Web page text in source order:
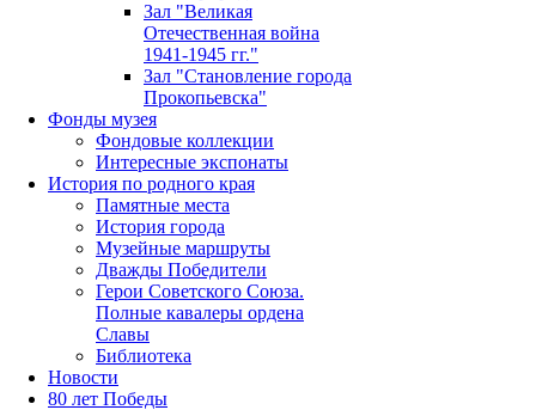
Зал "Великая
Отечественная война
1941-1945 гг."
Зал "Становление города
Прокопьевска"
Фонды музея
Фондовые коллекции
Интересные экспонаты
История по родного края
Памятные места
История города
Музейные маршруты
Дважды Победители
Герои Советского Союза.
Полные кавалеры ордена
Славы
Библиотека
Новости
80 лет Победы